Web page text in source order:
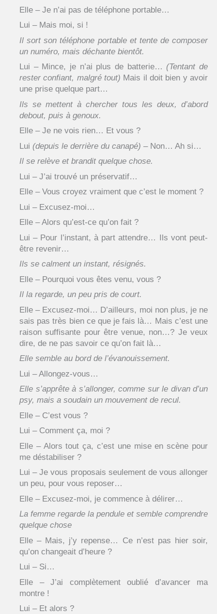
Elle – Je n’ai pas de téléphone portable…
Lui – Mais moi, si !
Il sort son téléphone portable et tente de composer
un numéro, mais déchante bientôt.
Lui – Mince, je n’ai plus de batterie… (Tentant de
rester confiant, malgré tout) Mais il doit bien y avoir
une prise quelque part…
Ils se mettent à chercher tous les deux, d’abord
debout, puis à genoux.
Elle – Je ne vois rien… Et vous ?
Lui (depuis le derrière du canapé) – Non… Ah si…
Il se relève et brandit quelque chose.
Lui – J’ai trouvé un préservatif…
Elle – Vous croyez vraiment que c’est le moment ?
Lui – Excusez-moi…
Elle – Alors qu’est-ce qu’on fait ?
Lui – Pour l’instant, à part attendre… Ils vont peut-
être revenir…
Ils se calment un instant, résignés.
Elle – Pourquoi vous êtes venu, vous ?
Il la regarde, un peu pris de court.
Elle – Excusez-moi… D’ailleurs, moi non plus, je ne
sais pas très bien ce que je fais là… Mais c’est une
raison suffisante pour être venue, non…? Je veux
dire, de ne pas savoir ce qu’on fait là…
Elle semble au bord de l’évanouissement.
Lui – Allongez-vous…
Elle s’apprête à s’allonger, comme sur le divan d’un
psy, mais a soudain un mouvement de recul.
Elle – C’est vous ?
Lui – Comment ça, moi ?
Elle – Alors tout ça, c’est une mise en scène pour
me déstabiliser ?
Lui – Je vous proposais seulement de vous allonger
un peu, pour vous reposer…
Elle – Excusez-moi, je commence à délirer…
La femme regarde la pendule et semble comprendre
quelque chose
Elle – Mais, j’y repense… Ce n’est pas hier soir,
qu’on changeait d’heure ?
Lui – Si…
Elle – J’ai complètement oublié d’avancer ma
montre !
Lui – Et alors ?